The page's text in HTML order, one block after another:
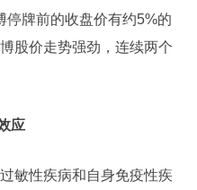
停牌前的收盘价有约5%的
股价走势强劲，连续两个
应
敏性疾病和自身免疫性疾